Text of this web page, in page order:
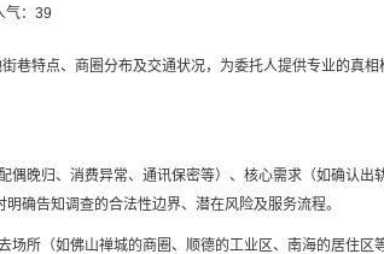
气：39
巷特点、商圈分布及交通状况，为委托人提供专业的真相
晚归、消费异常、通讯保密等）、核心需求（如确认出
确告知调查的合法性边界、潜在风险及服务流程。
所（如佛山禅城的商圈、顺德的工业区、南海的居住区